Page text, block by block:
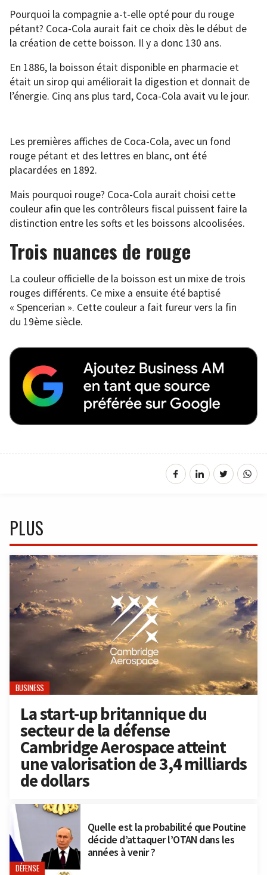
Pourquoi la compagnie a-t-elle opté pour du rouge
pétant? Coca-Cola aurait fait ce choix dès le début de
la création de cette boisson. Il y a donc 130 ans.
En 1886, la boisson était disponible en pharmacie et
était un sirop qui améliorait la digestion et donnait de
l’énergie. Cinq ans plus tard, Coca-Cola avait vu le jour.
Les premières affiches de Coca-Cola, avec un fond
rouge pétant et des lettres en blanc, ont été
placardées en 1892.
Mais pourquoi rouge? Coca-Cola aurait choisi cette
couleur afin que les contrôleurs fiscal puissent faire la
distinction entre les softs et les boissons alcoolisées.
Trois nuances de rouge
La couleur officielle de la boisson est un mixe de trois
rouges différents. Ce mixe a ensuite été baptisé
« Spencerian ». Cette couleur a fait fureur vers la fin
du 19ème siècle.
PLUS
BUSINESS
La start-up britannique du
secteur de la défense
Cambridge Aerospace atteint
une valorisation de 3,4 milliards
de dollars
DÉFENSE
Quelle est la probabilité que Poutine
décide d’attaquer l’OTAN dans les
années à venir ?